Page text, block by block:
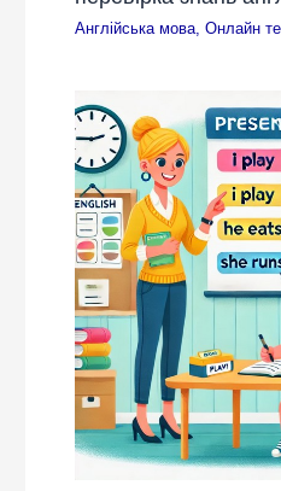
Англійська мова,Онлайн